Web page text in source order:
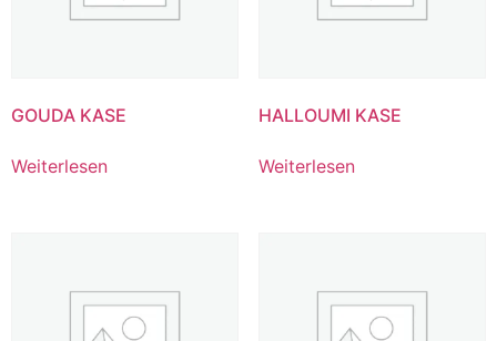
GOUDA KASE
Weiterlesen
HALLOUMI KASE
Weiterlesen